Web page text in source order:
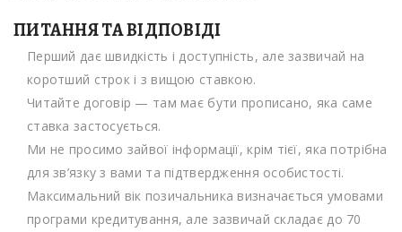
ПИТАННЯ ТА ВІДПОВІДІ
Перший дає швидкість і доступність, але зазвичай на
коротший строк і з вищою ставкою.
Читайте договір — там має бути прописано, яка саме
ставка застосується.
Ми не просимо зайвої інформації, крім тієї, яка потрібна
для зв’язку з вами та підтвердження особистості.
Максимальний вік позичальника визначається умовами
програми кредитування, але зазвичай складає до 70